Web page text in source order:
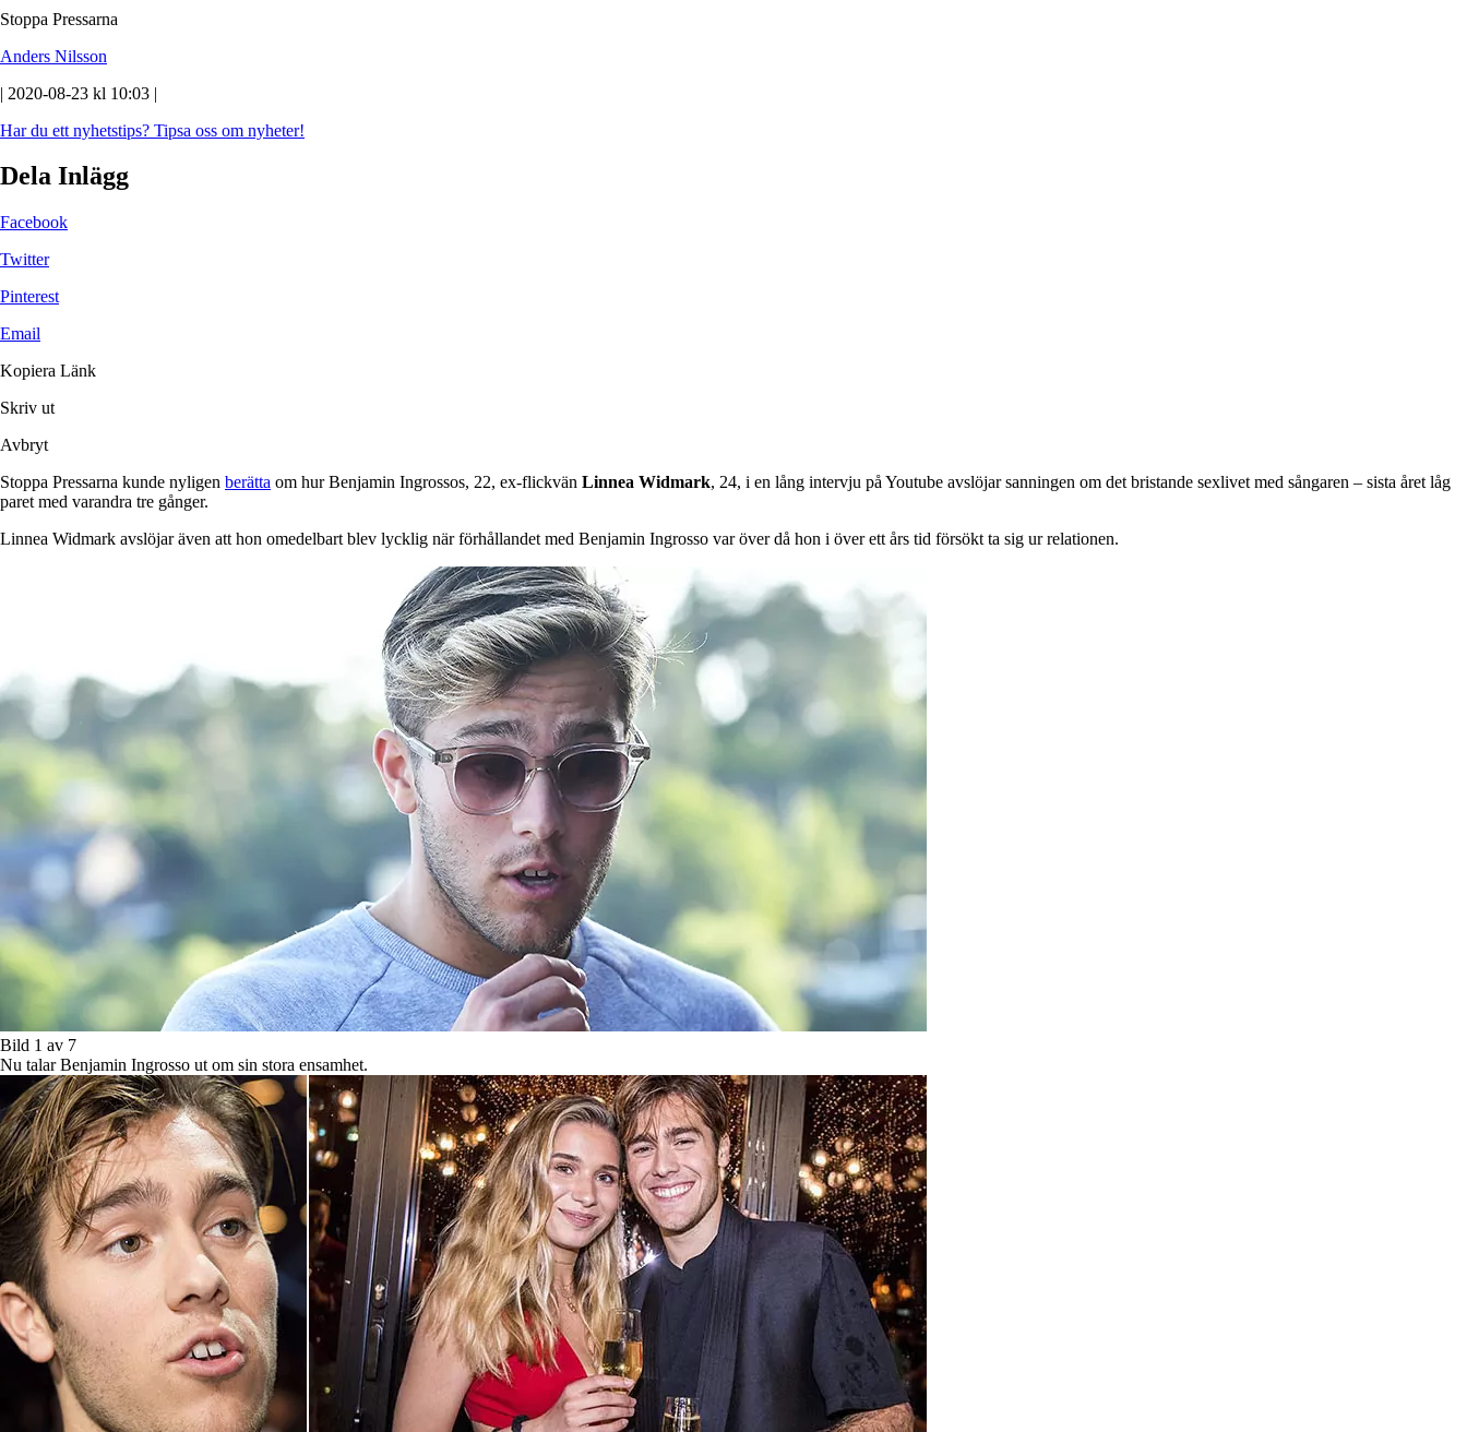
Stoppa Pressarna
Anders Nilsson
| 2020-08-23 kl 10:03 |
Har du ett nyhetstips? Tipsa oss om nyheter!
Dela Inlägg
Facebook
Twitter
Pinterest
Email
Kopiera Länk
Skriv ut
Avbryt
Stoppa Pressarna kunde nyligen berätta om hur Benjamin Ingrossos, 22, ex-flickvän Linnea Widmark, 24, i en lång intervju på Youtube avslöjar sanningen om det bristande sexlivet med sångaren – sista året låg
paret med varandra tre gånger.
Linnea Widmark avslöjar även att hon omedelbart blev lycklig när förhållandet med Benjamin Ingrosso var över då hon i över ett års tid försökt ta sig ur relationen.
Bild 1 av 7
Nu talar Benjamin Ingrosso ut om sin stora ensamhet.